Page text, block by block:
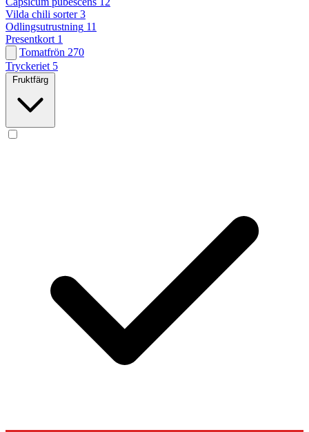
Vilda chili sorter 3
Odlingsutrustning 11
Presentkort 1
Tomatfrön 270
Tryckeriet 5
Fruktfärg